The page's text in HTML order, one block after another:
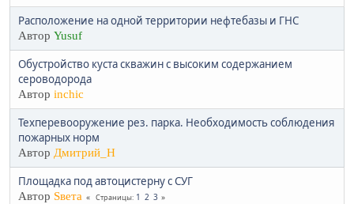
Расположение на одной территории нефтебазы и ГНС
Автор Yusuf
Обустройство куста скважин с высоким содержанием
сероводорода
Автор inchic
Техперевооружение рез. парка. Необходимость соблюдения
пожарных норм
Автор Дмитрий_Н
Площадка под автоцистерну с СУГ
Автор Sвета Страницы 1 2 3